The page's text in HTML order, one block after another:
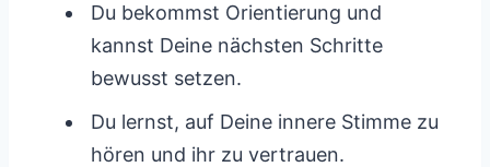
Du bekommst Orientierung und
kannst Deine nächsten Schritte
bewusst setzen.
Du lernst, auf Deine innere Stimme zu
hören und ihr zu vertrauen.